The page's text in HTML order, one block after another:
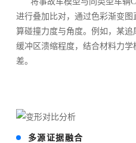
进行叠加比对，通过色彩渐变
算碰撞力度与角度。例如，某
缓冲区溃缩程度，结合材料力
差。
多源证据融合